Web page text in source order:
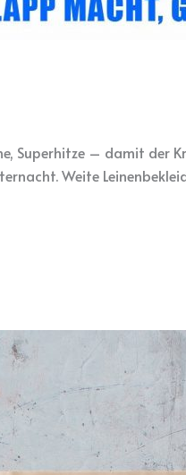
Superhitze – damit
Weite